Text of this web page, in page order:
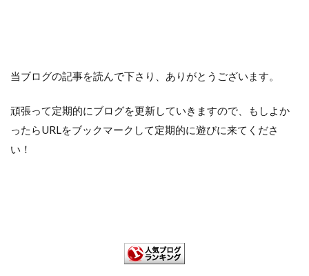
当ブログの記事を読んで下さり、ありがとうございます。
頑張って定期的にブログを更新していきますので、もしよか
ったらURLをブックマークして定期的に遊びに来てくださ
い！